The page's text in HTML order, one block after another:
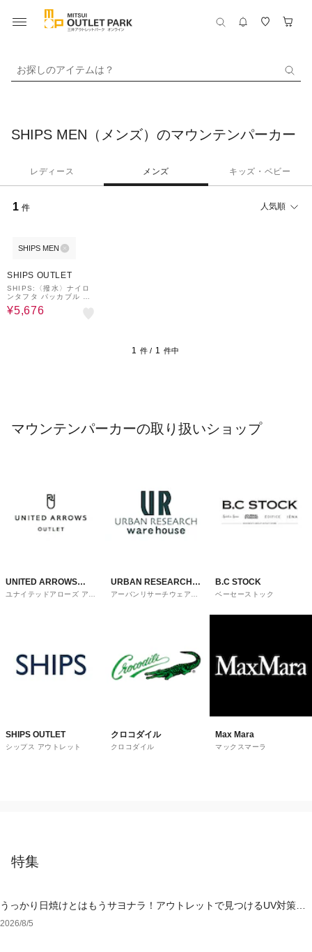
お探しのアイテムは？
SHIPS MEN（メンズ）のマウンテンパーカー
レディース メンズ キッズ・ベビー
1 件 人気順
SHIPS MEN
SHIPS OUTLET
SHIPS:〈撥水〉ナイロ
ンタフタ パッカブル マ
ウンテンパーカ
¥5,676
1 件 / 1 件中
マウンテンパーカーの取り扱いショップ
UNITED ARROWS
OUTLET
ユナイテッドアローズ アウ
URBAN RESEARCH
ware house
アーバンリサーチウェアハ
B.C STOCK
ベーセーストック
SHIPS OUTLET
シップス アウトレット
クロコダイル
クロコダイル
Max Mara
マックスマーラ
特集
うっかり日焼けとはもうサヨナラ！アウトレットで見つけるUV対策ウ
ェア
2026/8/5